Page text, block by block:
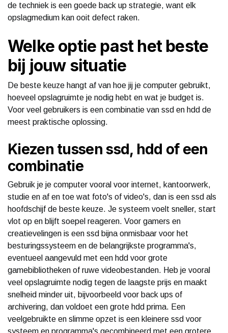
de techniek is een goede back up strategie, want elk
opslagmedium kan ooit defect raken.
Welke optie past het beste
bij jouw situatie
De beste keuze hangt af van hoe jij je computer gebruikt,
hoeveel opslagruimte je nodig hebt en wat je budget is.
Voor veel gebruikers is een combinatie van ssd en hdd de
meest praktische oplossing.
Kiezen tussen ssd, hdd of een
combinatie
Gebruik je je computer vooral voor internet, kantoorwerk,
studie en af en toe wat foto's of video's, dan is een ssd als
hoofdschijf de beste keuze. Je systeem voelt sneller, start
vlot op en blijft soepel reageren. Voor gamers en
creatievelingen is een ssd bijna onmisbaar voor het
besturingssysteem en de belangrijkste programma's,
eventueel aangevuld met een hdd voor grote
gamebibliotheken of ruwe videobestanden. Heb je vooral
veel opslagruimte nodig tegen de laagste prijs en maakt
snelheid minder uit, bijvoorbeeld voor back ups of
archivering, dan voldoet een grote hdd prima. Een
veelgebruikte en slimme opzet is een kleinere ssd voor
systeem en programma's gecombineerd met een grotere